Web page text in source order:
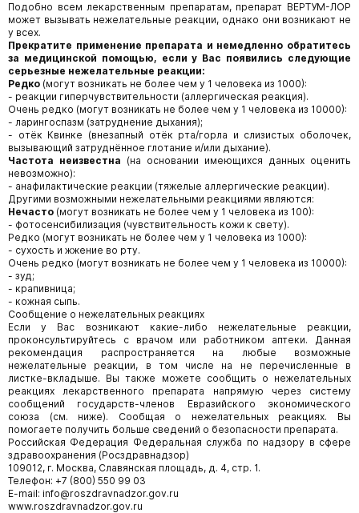
Подобно всем лекарственным препаратам, препарат ВЕРТУМ-ЛОР
может вызывать нежелательные реакции, однако они возникают не
у всех.
Прекратите применение препарата и немедленно обратитесь
за медицинской помощью, если у Вас появились следующие
серьезные нежелательные реакции:
Редко (могут возникать не более чем у 1 человека из 1000):
- реакции гиперчувствительности (аллергическая реакция).
Очень редко (могут возникать не более чем у 1 человека из 10000):
- ларингоспазм (затруднение дыхания);
- отёк Квинке (внезапный отёк рта/горла и слизистых оболочек,
вызывающий затруднённое глотание и/или дыхание).
Частота неизвестна (на основании имеющихся данных оценить
невозможно):
- анафилактические реакции (тяжелые аллергические реакции).
Другими возможными нежелательными реакциями являются:
Нечасто (могут возникать не более чем у 1 человека из 100):
- фотосенсибилизация (чувствительность кожи к свету).
Редко (могут возникать не более чем у 1 человека из 1000):
- сухость и жжение во рту.
Очень редко (могут возникать не более чем у 1 человека из 10000):
- зуд;
- крапивница;
- кожная сыпь.
Сообщение о нежелательных реакциях
Если у Вас возникают какие-либо нежелательные реакции,
проконсультируйтесь с врачом или работником аптеки. Данная
рекомендация распространяется на любые возможные
нежелательные реакции, в том числе на не перечисленные в
листке-вкладыше. Вы также можете сообщить о нежелательных
реакциях лекарственного препарата напрямую через систему
сообщений государств-членов Евразийского экономического
союза (см. ниже). Сообщая о нежелательных реакциях. Вы
помогаете получить больше сведений о безопасности препарата.
Российская Федерация Федеральная служба по надзору в сфере
здравоохранения (Росздравнадзор)
109012, г. Москва, Славянская площадь, д. 4, стр. 1.
Телефон: +7 (800) 550 99 03
E-mail: info@roszdravnadzor.gov.ru
www.roszdravnadzor.gov.ru